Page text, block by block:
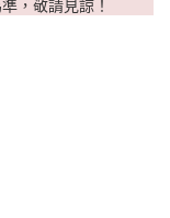
，敬請見諒！